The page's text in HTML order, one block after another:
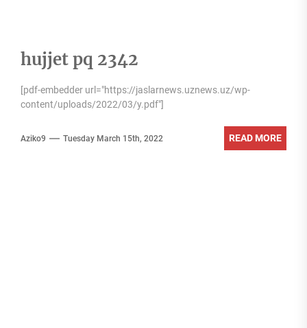
hujjet pq 2342
[pdf-embedder url="https://jaslarnews.uznews.uz/wp-
content/uploads/2022/03/y.pdf"]
Aziko9 Tuesday March 15th, 2022 READ MORE